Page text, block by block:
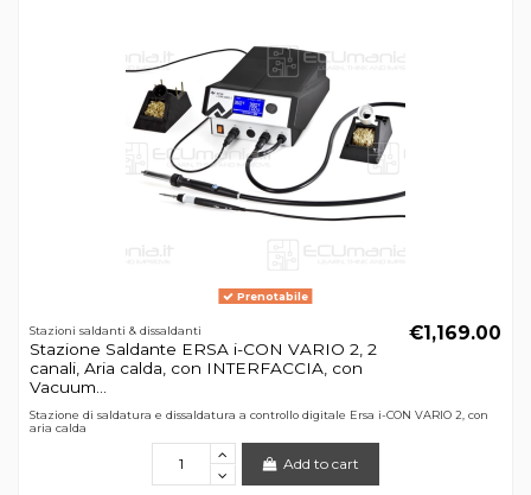
Prenotabile
Stazioni saldanti & dissaldanti
Stazione Saldante ERSA i-CON VARIO 2, 2
canali, Aria calda, con INTERFACCIA, con
Vacuum...
€1,169.00
Stazione di saldatura e dissaldatura a controllo digitale Ersa i-CON VARIO 2, con
aria calda
Add to cart